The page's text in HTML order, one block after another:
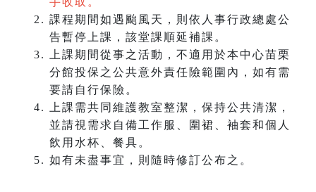
課程期間如遇颱風天，則依人事行政總處公
告暫停上課，該堂課順延補課。
上課期間從事之活動，不適用於本中心苗栗
分館投保之公共意外責任險範圍內，如有需
要請自行保險。
上課需共同維護教室整潔，保持公共清潔，
並請視需求自備工作服、圍裙、袖套和個人
飲用水杯、餐具。
如有未盡事宜，則隨時修訂公布之。